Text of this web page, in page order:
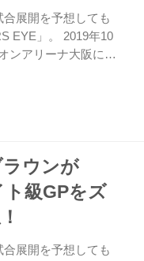
出場選手 ダイジェ
オリジナルポ
展開を予想しても
EYE」。 2019年10
ンアリーナ大阪にて
想してくれたぞ！ 今
経験のある北岡だか
≫ 対戦カード ≫ 見
≫
イターによる試合予
ュー ≫ ライト級
ル...
ウンが
ト級GPをズ
展開を予想しても